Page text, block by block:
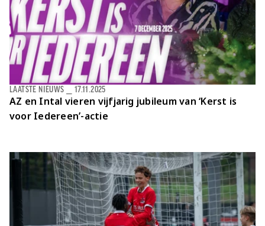
AZ en Intal vieren vijfjarig jubileum van ‘Kerst is
voor Iedereen’-actie
LAATSTE NIEUWS 17.11.2025